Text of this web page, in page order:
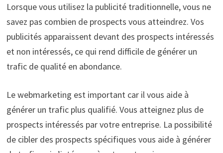
Lorsque vous utilisez la publicité traditionnelle, vous ne
savez pas combien de prospects vous atteindrez. Vos
publicités apparaissent devant des prospects intéressés
et non intéressés, ce qui rend difficile de générer un
trafic de qualité en abondance.
Le webmarketing est important car il vous aide à
générer un trafic plus qualifié. Vous atteignez plus de
prospects intéressés par votre entreprise. La possibilité
de cibler des prospects spécifiques vous aide à générer